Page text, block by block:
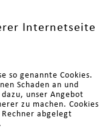
Internetseite
so genannte Cookies.
Schaden an und
unser Angebot
zu machen. Cookies
abgelegt